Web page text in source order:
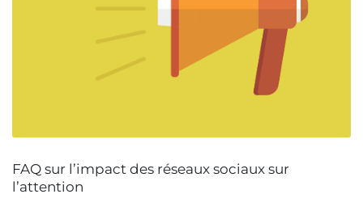
FAQ sur l’impact des réseaux sociaux sur
l’attention